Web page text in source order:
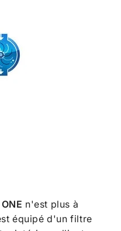
n'est plus à
équipé d'un filtre